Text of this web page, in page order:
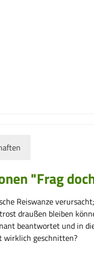
"Frag
Reiswanze
draußen bleiben
beantwortet und in
wirklich geschnitten?